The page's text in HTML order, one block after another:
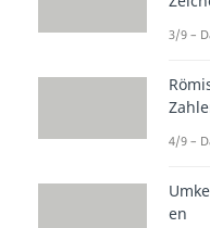
eine
Zahl
Eine
nicht
Zahlen
3/9 –
4/9 –
en